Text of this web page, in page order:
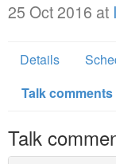
25 Oct 2016 at
Details
Talk comments
Talk